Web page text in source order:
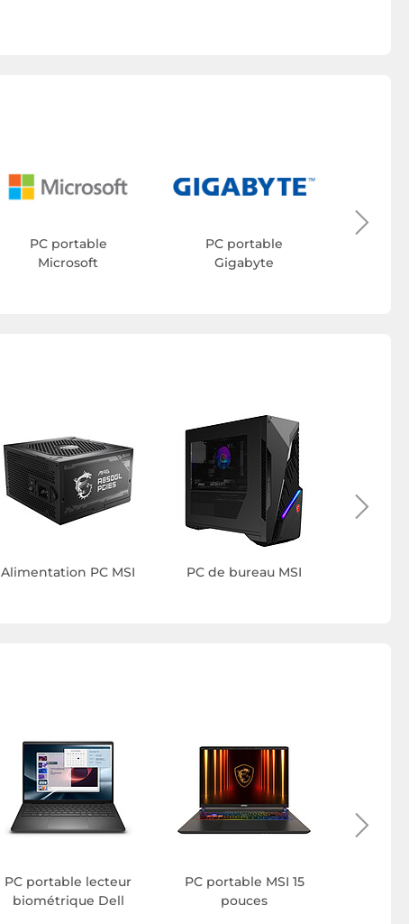
PC portable
Microsoft
PC portable
Gigabyte
Alimentation PC MSI PC de bureau MSI
PC portable lecteur
biométrique Dell
PC portable MSI 15
pouces